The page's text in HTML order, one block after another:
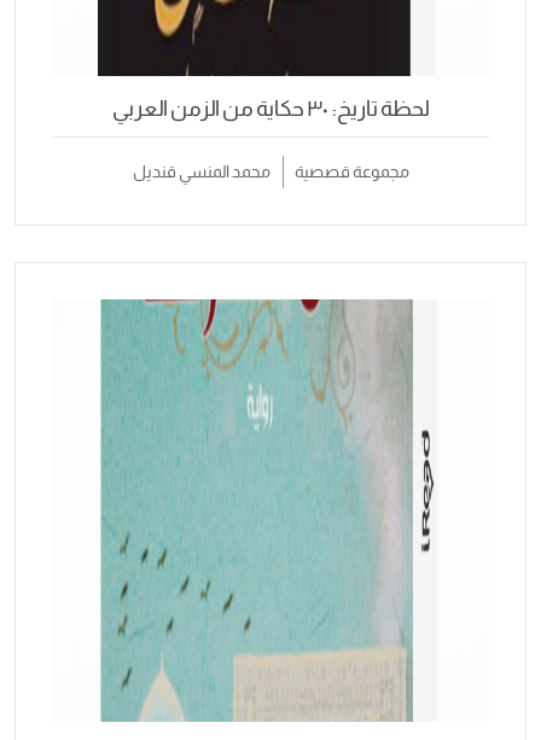
لحظة تاريخ: ٣٠ حكاية من الزمن العربي
مجموعة قصصية محمد المنسي قنديل